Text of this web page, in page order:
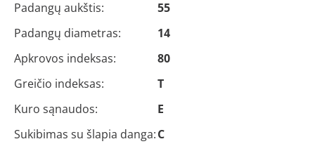
Padangų aukštis:
55
Padangų diametras:
14
Apkrovos indeksas:
80
Greičio indeksas:
T
Kuro sąnaudos:
E
Sukibimas su šlapia danga:C